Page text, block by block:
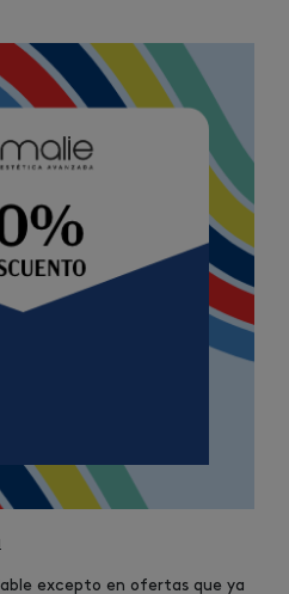
excepto en ofertas que ya